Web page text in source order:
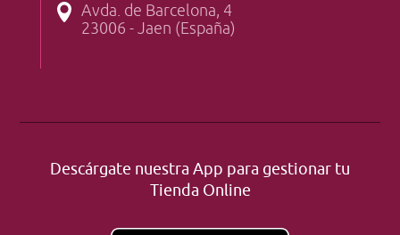
Avda. de Barcelona, 4
23006 - Jaen (España)
Descárgate nuestra App para gestionar tu
Tienda Online